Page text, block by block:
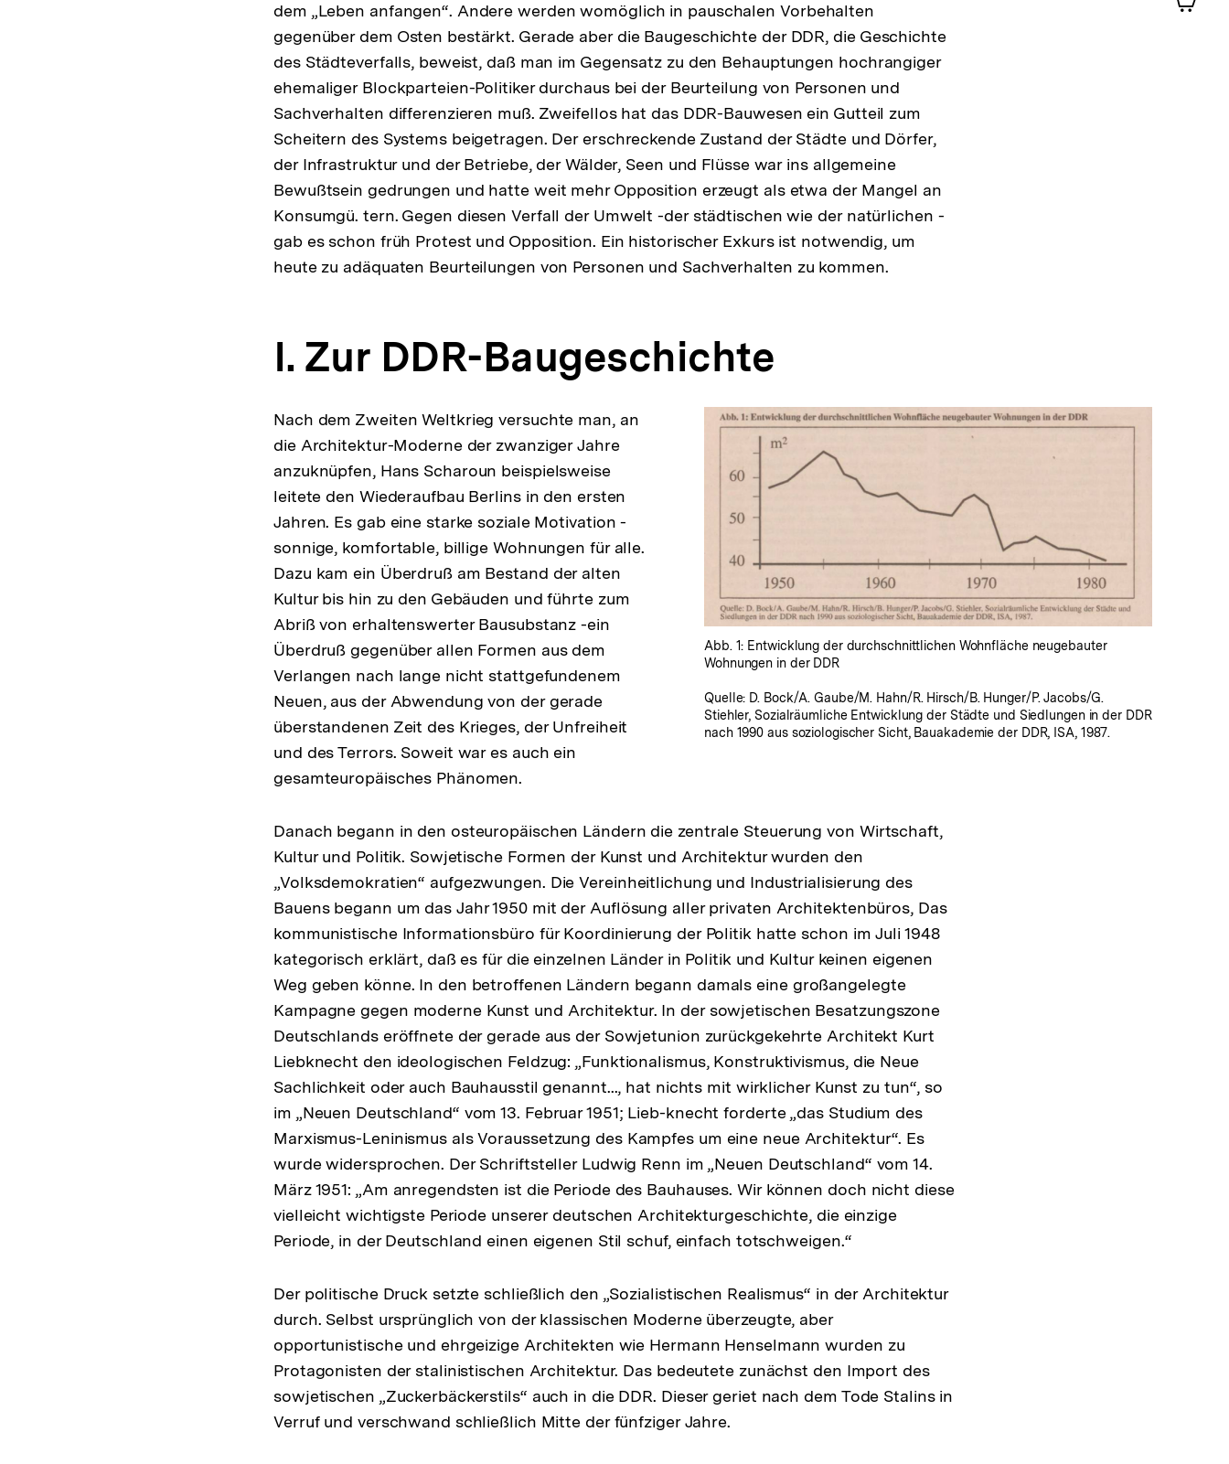
dem „Leben anfangen“. Andere werden womöglich in pauschalen Vorbehalten
gegenüber dem Osten bestärkt. Gerade aber die Baugeschichte der DDR, die Geschichte
des Städteverfalls, beweist, daß man im Gegensatz zu den Behauptungen hochrangiger
ehemaliger Blockparteien-Politiker durchaus bei der Beurteilung von Personen und
Sachverhalten differenzieren muß. Zweifellos hat das DDR-Bauwesen ein Gutteil zum
Scheitern des Systems beigetragen. Der erschreckende Zustand der Städte und Dörfer,
der Infrastruktur und der Betriebe, der Wälder, Seen und Flüsse war ins allgemeine
Bewußtsein gedrungen und hatte weit mehr Opposition erzeugt als etwa der Mangel an
Konsumgü. tern. Gegen diesen Verfall der Umwelt -der städtischen wie der natürlichen -
gab es schon früh Protest und Opposition. Ein historischer Exkurs ist notwendig, um
heute zu adäquaten Beurteilungen von Personen und Sachverhalten zu kommen.
I. Zur DDR-Baugeschichte
öffnen
Abb. 1: Entwicklung der durchschnittlichen Wohnfläche neugebauter
Wohnungen in der DDR
Quelle: D. Bock/A. Gaube/M. Hahn/R. Hirsch/B. Hunger/P. Jacobs/G.
Stiehler, Sozialräumliche Entwicklung der Städte und Siedlungen in der DDR
nach 1990 aus soziologischer Sicht, Bauakademie der DDR, ISA, 1987.
Nach dem Zweiten Weltkrieg versuchte man, an
die Architektur-Moderne der zwanziger Jahre
anzuknüpfen, Hans Scharoun beispielsweise
leitete den Wiederaufbau Berlins in den ersten
Jahren. Es gab eine starke soziale Motivation -
sonnige, komfortable, billige Wohnungen für alle.
Dazu kam ein Überdruß am Bestand der alten
Kultur bis hin zu den Gebäuden und führte zum
Abriß von erhaltenswerter Bausubstanz -ein
Überdruß gegenüber allen Formen aus dem
Verlangen nach lange nicht stattgefundenem
Neuen, aus der Abwendung von der gerade
überstandenen Zeit des Krieges, der Unfreiheit
und des Terrors. Soweit war es auch ein
gesamteuropäisches Phänomen.
Danach begann in den osteuropäischen Ländern die zentrale Steuerung von Wirtschaft,
Kultur und Politik. Sowjetische Formen der Kunst und Architektur wurden den
„Volksdemokratien“ aufgezwungen. Die Vereinheitlichung und Industrialisierung des
Bauens begann um das Jahr 1950 mit der Auflösung aller privaten Architektenbüros, Das
kommunistische Informationsbüro für Koordinierung der Politik hatte schon im Juli 1948
kategorisch erklärt, daß es für die einzelnen Länder in Politik und Kultur keinen eigenen
Weg geben könne. In den betroffenen Ländern begann damals eine großangelegte
Kampagne gegen moderne Kunst und Architektur. In der sowjetischen Besatzungszone
Deutschlands eröffnete der gerade aus der Sowjetunion zurückgekehrte Architekt Kurt
Liebknecht den ideologischen Feldzug: „Funktionalismus, Konstruktivismus, die Neue
Sachlichkeit oder auch Bauhausstil genannt..., hat nichts mit wirklicher Kunst zu tun“, so
im „Neuen Deutschland“ vom 13. Februar 1951; Lieb-knecht forderte „das Studium des
Marxismus-Leninismus als Voraussetzung des Kampfes um eine neue Architektur“. Es
wurde widersprochen. Der Schriftsteller Ludwig Renn im „Neuen Deutschland“ vom 14.
März 1951: „Am anregendsten ist die Periode des Bauhauses. Wir können doch nicht diese
vielleicht wichtigste Periode unserer deutschen Architekturgeschichte, die einzige
Periode, in der Deutschland einen eigenen Stil schuf, einfach totschweigen.“
Der politische Druck setzte schließlich den „Sozialistischen Realismus“ in der Architektur
durch. Selbst ursprünglich von der klassischen Moderne überzeugte, aber
opportunistische und ehrgeizige Architekten wie Hermann Henselmann wurden zu
Protagonisten der stalinistischen Architektur. Das bedeutete zunächst den Import des
sowjetischen „Zuckerbäckerstils“ auch in die DDR. Dieser geriet nach dem Tode Stalins in
Verruf und verschwand schließlich Mitte der fünfziger Jahre.